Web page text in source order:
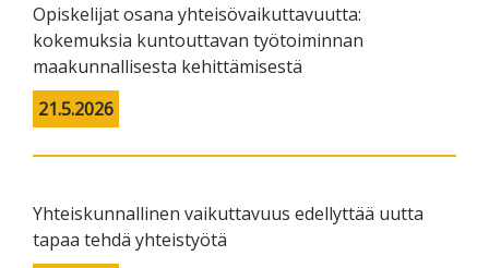
Opiskelijat osana yhteisövaikuttavuutta:
kokemuksia kuntouttavan työtoiminnan
maakunnallisesta kehittämisestä
21.5.2026
Yhteiskunnallinen vaikuttavuus edellyttää uutta
tapaa tehdä yhteistyötä